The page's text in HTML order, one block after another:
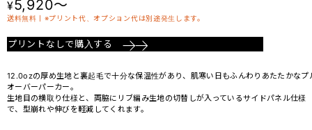
¥5,920～
送料無料丨※プリント代、オプション代は別途発生します。
プリントなしで購入する
12.0ozの厚め生地と裏起毛で十分な保温性があり、肌寒い日もふんわりあたたかなプ
オーバーパーカー。
生地目の横取り仕様と、両脇にリブ編み生地の切替しが入っているサイドパネル仕様
で、型崩れや伸びを軽減してくれます。